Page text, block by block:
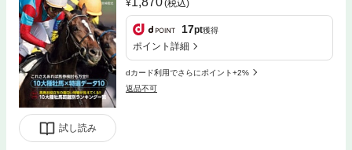
試し読み
(税込)
17pt獲得
ポイント詳細
dカード利用でさらにポイント+2%
返品不可